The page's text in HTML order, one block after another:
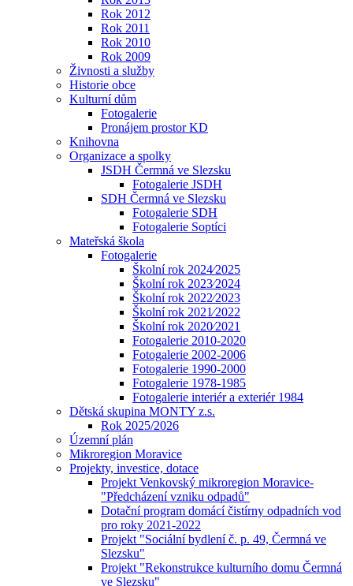
Rok 2012
Rok 2011
Rok 2010
Rok 2009
Živnosti a služby
Historie obce
Kulturní dům
Fotogalerie
Pronájem prostor KD
Knihovna
Organizace a spolky
JSDH Čermná ve Slezsku
Fotogalerie JSDH
SDH Čermná ve Slezsku
Fotogalerie SDH
Fotogalerie Soptíci
Mateřská škola
Fotogalerie
Školní rok 2024⁄2025
Školní rok 2023⁄2024
Školní rok 2022⁄2023
Školní rok 2021⁄2022
Školní rok 2020⁄2021
Fotogalerie 2010-2020
Fotogalerie 2002-2006
Fotogalerie 1990-2000
Fotogalerie 1978-1985
Fotogalerie interiér a exteriér 1984
Dětská skupina MONTY z.s.
Rok 2025/2026
Územní plán
Mikroregion Moravice
Projekty, investice, dotace
Projekt Venkovský mikroregion Moravice-
"Předcházení vzniku odpadů"
Dotační program domácí čistírny odpadních vod
pro roky 2021-2022
Projekt "Sociální bydlení č. p. 49, Čermná ve
Slezsku"
Projekt "Rekonstrukce kulturního domu Čermná
ve Slezsku"